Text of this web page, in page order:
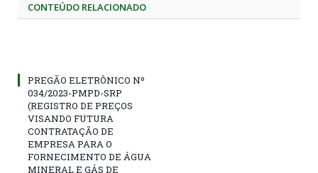
CONTEÚDO RELACIONADO
PREGÃO ELETRÔNICO Nº
034/2023-PMPD-SRP
(REGISTRO DE PREÇOS
VISANDO FUTURA
CONTRATAÇÃO DE
EMPRESA PARA O
FORNECIMENTO DE ÁGUA
MINERAL E GÁS DE